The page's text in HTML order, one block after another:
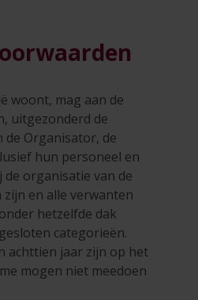
woont, mag aan de
uitgezonderd de
de Organisator, de
hun personeel en
de organisatie van de
en alle verwanten
hetzelfde dak
categorieën.
achttien jaar zijn op het
mogen niet meedoen